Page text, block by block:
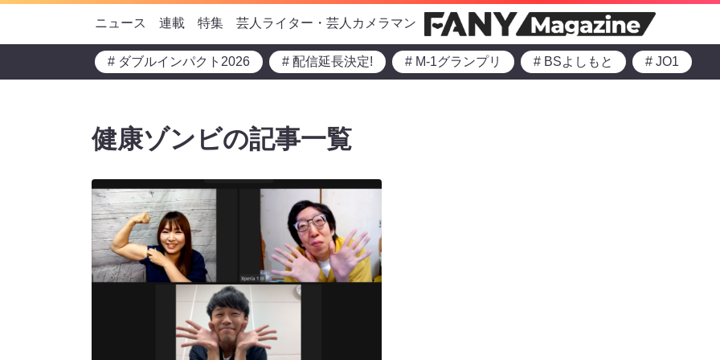
ニュース 連載 特集 芸人ライター・芸人カメラマン
# ダブルインパクト2026 # 配信延長決定! # M-1グランプリ # BSよしもと # JO1
健康ゾンビの記事一覧